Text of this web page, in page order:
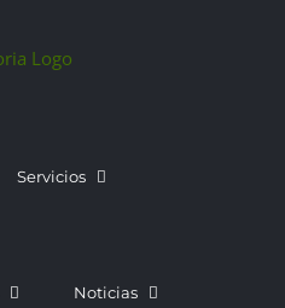
Servicios
Noticias